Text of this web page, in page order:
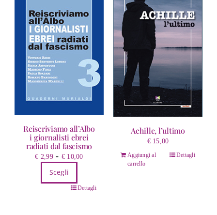
Reiscriviamo all’Albo
i giornalisti ebrei
radiati dal fascismo
€ 2,99 - € 10,00Fascia
da
Scegli
Dettagli
Achille, l’ultimo
€15,00
Aggiungi al
carrello
Dettagli